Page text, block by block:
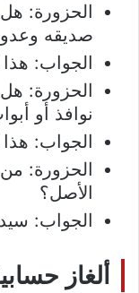
الحزورة:
صديقه
الجواب:
الحزورة:
نوافذ أو
الجواب:
الحزورة:
الأصل؟
الجواب:
ألغاز